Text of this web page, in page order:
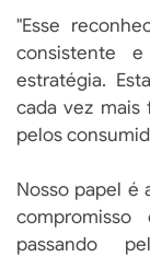
"Esse
consistente
estratégia.
cada vez
pelos
Nosso papel é
passando